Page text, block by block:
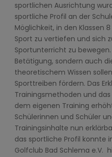
sportlichen Ausrichtung
sportliche Profil an der
Möglichkeit, in den Klassen
Sport zu vertiefen und sich
Sportunterricht zu
Betätigung, sondern auch
theoretischem Wissen
Sporttreiben fördern. Das
Trainingsmethoden und
dem eigenen Training
Schülerinnen und Schüler
Trainingsinhalte nun
das sportliche Profil konnte
Golfclub Bad Schlema e.V.